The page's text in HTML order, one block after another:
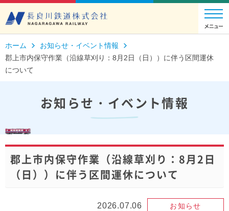
ホーム
お知らせ・イベント情報
郡上市内保守作業（沿線草刈り：8月2日（日））に伴う区間運休
について
お知らせ・イベント情報
郡上市内保守作業（沿線草刈り：8月2日
（日））に伴う区間運休について
2026.07.06 お知らせ